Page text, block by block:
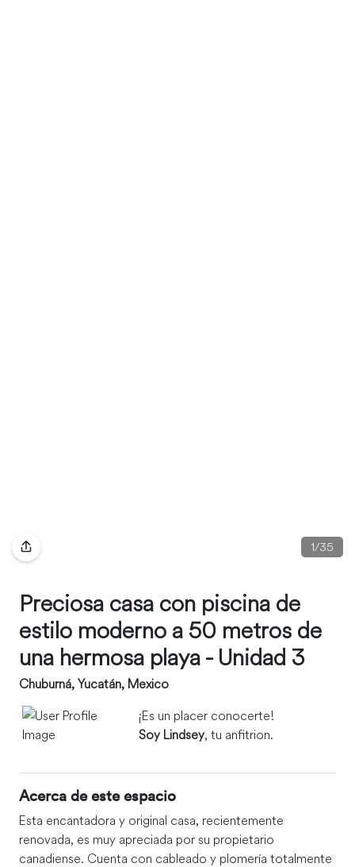
1/35
Preciosa casa con piscina de
estilo moderno a 50 metros de
una hermosa playa - Unidad 3
Chuburná, Yucatán, Mexico
¡Es un placer conocerte!
Soy Lindsey, tu anfitrion.
Acerca de este espacio
Esta encantadora y original casa, recientemente
renovada, es muy apreciada por su propietario
canadiense. Cuenta con cableado y plomería totalmente